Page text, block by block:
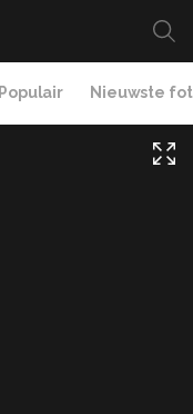
Populair Nieuwste